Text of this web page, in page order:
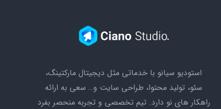
استودیو سیانو با خدماتی مثل دیجیتال مارکتینگ،
سئو،‌ تولید محتوا، طراحی سایت و… سعی به ارائه
راهکار های نو دارد. تیم تخصصی و تجربه منحصر بفرد